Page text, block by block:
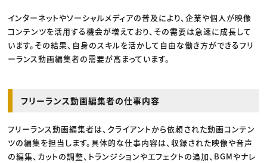
インターネットやソーシャルメディアの普及により、企業や個人が映像
コンテンツを活用する機会が増えており、その需要は急速に成長して
います。その結果、自身のスキルを活かして自由な働き方ができるフリ
ーランス動画編集者の需要が高まっています。
フリーランス動画編集者の仕事内容
フリーランス動画編集者は、クライアントから依頼された動画コンテン
ツの編集を担当します。具体的な仕事内容は、収録された映像や音声
の編集、カットの調整、トランジションやエフェクトの追加、BGMやナレ